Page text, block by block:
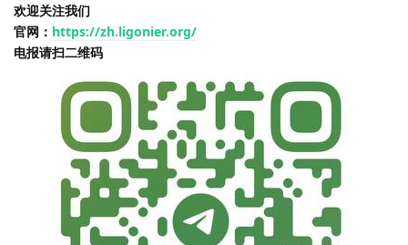
欢迎关注我们
官网： https://zh.ligonier.org/
电报请扫二维码